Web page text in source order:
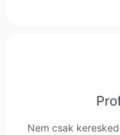
Nem csak